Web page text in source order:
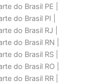
do Brasil PE |
do Brasil PI |
do Brasil RJ |
do Brasil RN |
do Brasil RS |
do Brasil RO |
do Brasil RR |